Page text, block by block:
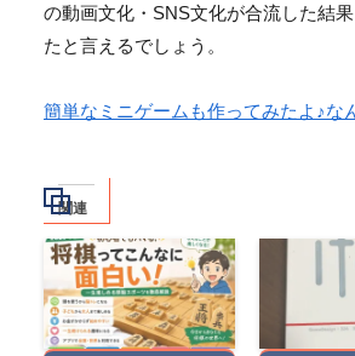
の動画文化・ SNS文化が合流した結
たと言えるでしょう。
簡単なミニゲームも作ってみたよ♪な
関連